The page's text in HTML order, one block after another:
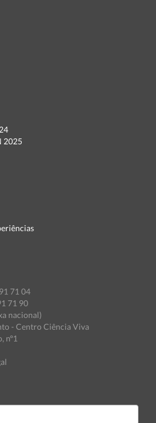
2025
71 04
71 90
nacional)
- Centro Ciência Viva
nº1